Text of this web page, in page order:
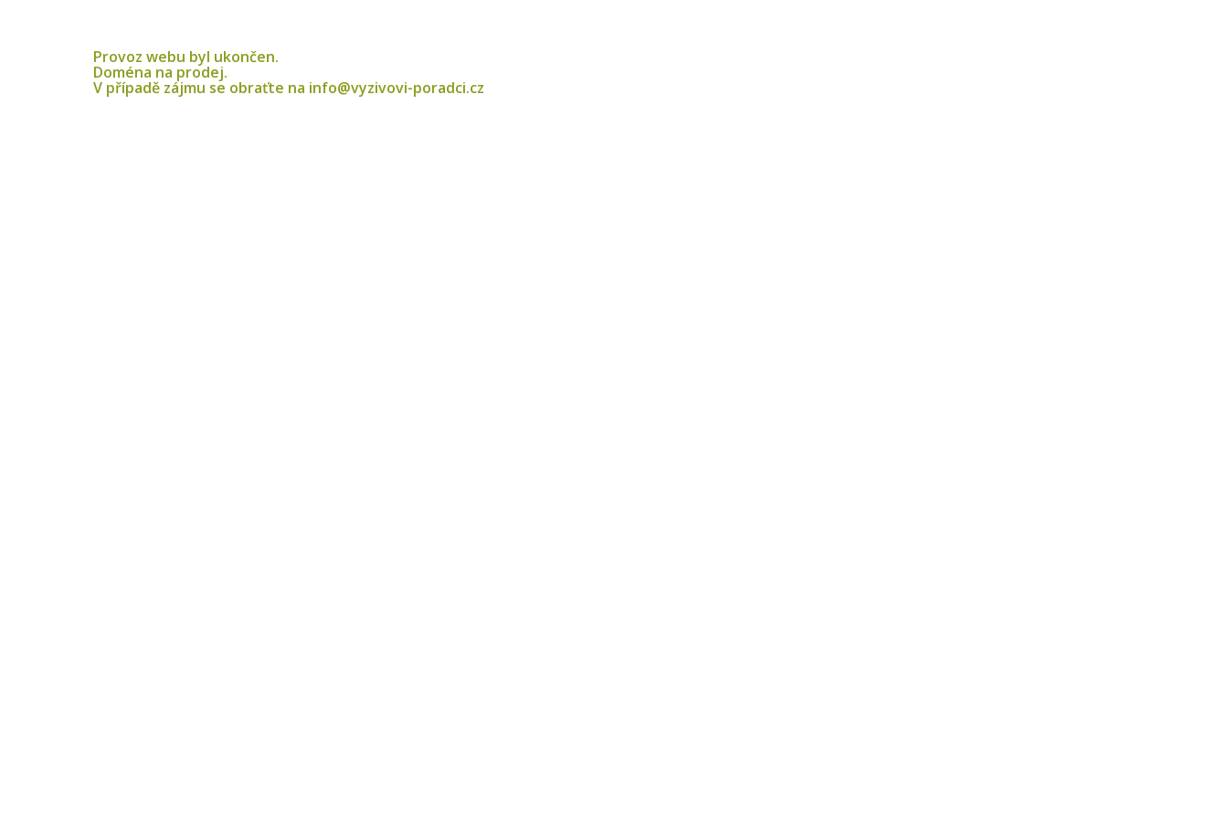
Provoz webu byl ukončen.
Doména na prodej.
V případě zájmu se obraťte na info@vyzivovi-poradci.cz